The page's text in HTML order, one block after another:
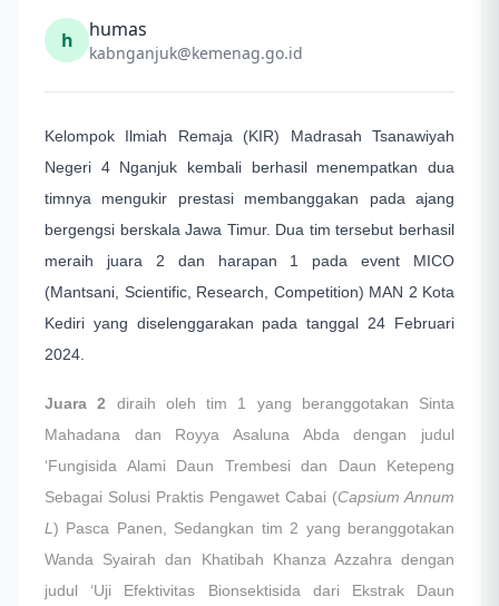
h humas
kabnganjuk@kemenag.go.id
Kelompok Ilmiah Remaja (KIR) Madrasah Tsanawiyah
Negeri 4 Nganjuk kembali berhasil menempatkan dua
timnya mengukir prestasi membanggakan pada ajang
bergengsi berskala Jawa Timur. Dua tim tersebut berhasil
meraih juara 2 dan harapan 1 pada event MICO
(Mantsani, Scientific, Research, Competition) MAN 2 Kota
Kediri yang diselenggarakan pada tanggal 24 Februari
2024.
Juara 2 diraih oleh tim 1 yang beranggotakan Sinta
Mahadana dan Royya Asaluna Abda dengan judul
‘Fungisida Alami Daun Trembesi dan Daun Ketepeng
Sebagai Solusi Praktis Pengawet Cabai (Capsium Annum
L) Pasca Panen, Sedangkan tim 2 yang beranggotakan
Wanda Syairah dan Khatibah Khanza Azzahra dengan
judul ‘Uji Efektivitas Bionsektisida dari Ekstrak Daun